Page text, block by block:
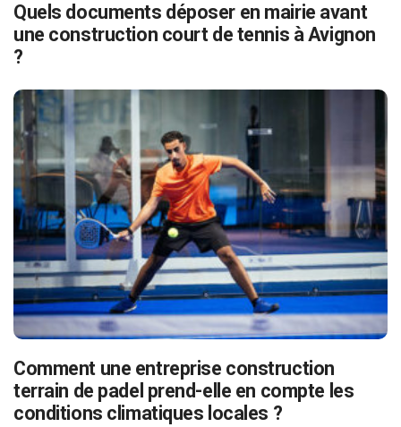
Quels documents déposer en mairie avant
une construction court de tennis à Avignon
?
Comment une entreprise construction
terrain de padel prend-elle en compte les
conditions climatiques locales ?